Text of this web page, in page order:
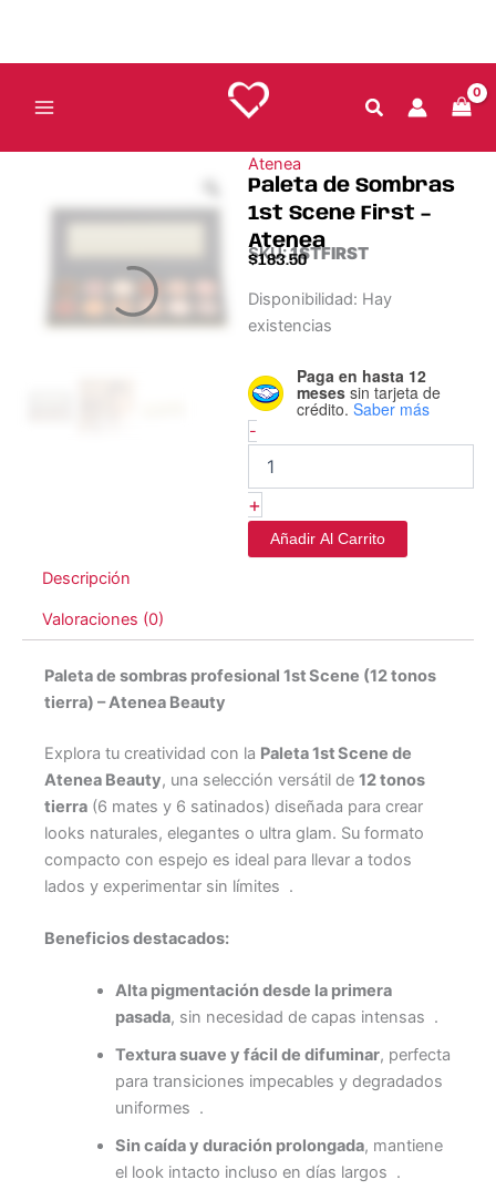
contenido
Atenea
Paleta de Sombras
1st Scene First –
Atenea
SKU:1STFIRST
$183.50
Disponibilidad: Hay
existencias
Paga en hasta 12
meses sin tarjeta de
crédito. Saber más
-
Paleta
de
Scene
First
Atenea
cantidad
+
Añadir Al Carrito
Descripción
Valoraciones (0)
Paleta de sombras profesional 1st Scene (12 tonos
tierra) – Atenea Beauty
Explora tu creatividad con la Paleta 1st Scene de
Atenea Beauty, una selección versátil de 12 tonos
tierra (6 mates y 6 satinados) diseñada para crear
looks naturales, elegantes o ultra glam. Su formato
compacto con espejo es ideal para llevar a todos
lados y experimentar sin límites .
Beneficios destacados:
Alta pigmentación desde la primera
pasada, sin necesidad de capas intensas .
Textura suave y fácil de difuminar, perfecta
para transiciones impecables y degradados
uniformes .
Sin caída y duración prolongada, mantiene
el look intacto incluso en días largos .
cantidad